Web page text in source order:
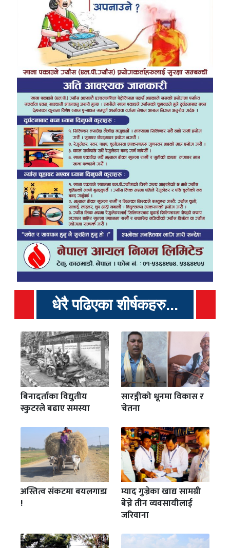
धेरै पढिएका शीर्षकहरु...
बिनादर्ताका विद्युतीय
स्कुटरले बढाए समस्या
सारङ्गीको धूनमा विकास र
चेतना
अस्तित्व संकटमा बयलगाडा
!
म्याद गुज्रेका खाद्य सामग्री
बेच्ने तीन व्यवसायीलाई
जरिवाना